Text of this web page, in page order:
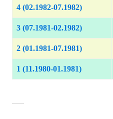
4 (02.1982-07.1982)
3 (07.1981-02.1982)
2 (01.1981-07.1981)
1 (11.1980-01.1981)